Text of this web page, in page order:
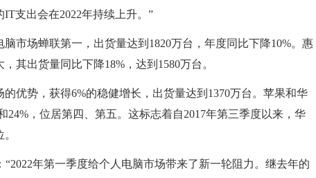
支出会在2022年持续上升。”
市场蝉联第一，出货量达到1820万台，年度同比下降10%。惠
其出货量同比下降18%，达到1580万台。
优势，获得6%的稳健增长，出货量达到1370万台。苹果和华
24%，位居第四、第五。这标志着自2017年第三季度以来，华
“2022年第一季度给个人电脑市场带来了新一轮阻力。继去年的